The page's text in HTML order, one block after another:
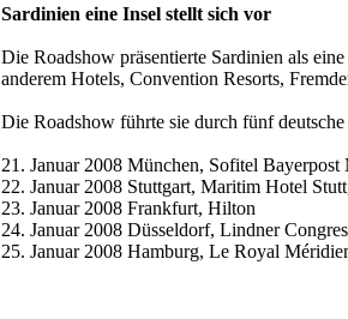
Sardinien eine Insel stellt sich vor
Die Roadshow präsentierte Sardinien als
anderem Hotels, Convention Resorts,
Die Roadshow führte sie durch fünf deutsche
21. Januar 2008 München, Sofitel Bayerpost
22. Januar 2008 Stuttgart, Maritim Hotel
23. Januar 2008 Frankfurt, Hilton
24. Januar 2008 Düsseldorf, Lindner
25. Januar 2008 Hamburg, Le Royal